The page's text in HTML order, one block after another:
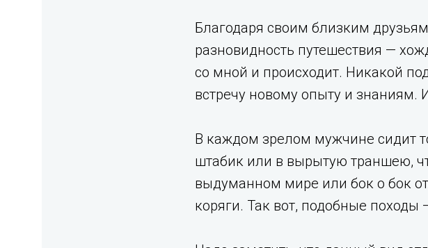
Благодаря своим близким
разновидность путешествия —
со мной и происходит. Никакой
встречу новому опыту и знаниям.
В каждом зрелом мужчине сидит
штабик или в вырытую траншею,
выдуманном мире или бок о бок
коряги. Так вот, подобные походы